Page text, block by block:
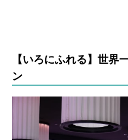
【いろにふれる】世界
ン